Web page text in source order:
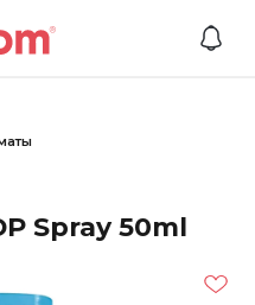
Spray 50ml